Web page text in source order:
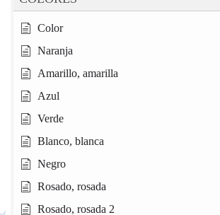
Color
Naranja
Amarillo, amarilla
Azul
Verde
Blanco, blanca
Negro
Rosado, rosada
Rosado, rosada 2